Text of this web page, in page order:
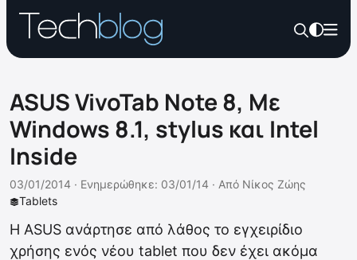
ASUS VivoTab Note 8, Με
Windows 8.1, stylus και Intel
Inside
Tablets
03/01/2014 · Ενημερώθηκε: 03/01/14 · Από Νίκος Ζώης
Η ASUS ανάρτησε από λάθος το εγχειρίδιο
χρήσης ενός νέου tablet που δεν έχει ακόμα